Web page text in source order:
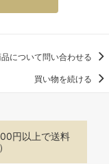
について問い合わせる
買い物を続ける
円以上で送料